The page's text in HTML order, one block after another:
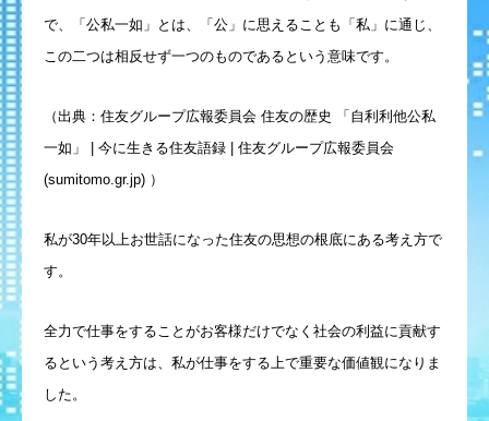
で、「公私一如」とは、「公」に思えることも「私」に通じ、
この二つは相反せず一つのものであるという意味です。
（出典：住友グループ広報委員会 住友の歴史 「自利利他公私
一如」 | 今に生きる住友語録 | 住友グループ広報委員会
(sumitomo.gr.jp) ）
私が30年以上お世話になった住友の思想の根底にある考え方で
す。
全力で仕事をすることがお客様だけでなく社会の利益に貢献す
るという考え方は、私が仕事をする上で重要な価値観になりま
した。